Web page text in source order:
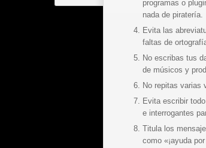
programas o
nada de piratería.
Evita las
faltas de
No escribas tus
de músicos y
No repitas varias
Evita escribir
e interrogantes
Titula los
como «¡ayuda